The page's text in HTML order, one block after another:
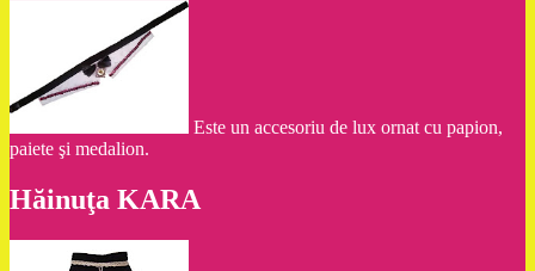
Este un accesoriu de lux ornat cu papion,
paiete şi medalion.
Hăinuţa KARA